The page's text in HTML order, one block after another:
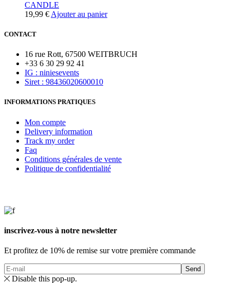
CANDLE
19,99 € Ajouter au panier
CONTACT
16 rue Rott, 67500 WEITBRUCH
+33 6 30 29 92 41
IG : niniesevents
Siret : 98436020600010
INFORMATIONS PRATIQUES
Mon compte
Delivery information
Track my order
Faq
Conditions générales de vente
Politique de confidentialité
inscrivez-vous à notre newsletter
Et profitez de 10% de remise sur votre première commande
Send
Disable this pop-up.